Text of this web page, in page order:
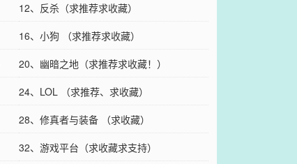
12、反杀（求推荐求收藏）
16、小狗 （求推荐求收藏）
20、幽暗之地（求推荐求收藏！）
24、LOL （求推荐、求收藏）
28、修真者与装备 （求收藏）
32、游戏平台（求收藏求支持）